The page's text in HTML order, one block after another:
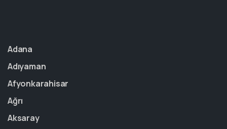
Adana
Adıyaman
Afyonkarahisar
Ağrı
Aksaray